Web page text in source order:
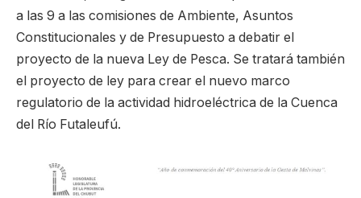
a las 9 a las comisiones de Ambiente, Asuntos
Constitucionales y de Presupuesto a debatir el
proyecto de la nueva Ley de Pesca. Se tratará también
el proyecto de ley para crear el nuevo marco
regulatorio de la actividad hidroeléctrica de la Cuenca
del Río Futaleufú.